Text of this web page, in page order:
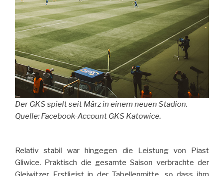
Der GKS spielt seit März in einem neuen Stadion.
Quelle: Facebook-Account GKS Katowice.
Relativ stabil war hingegen die Leistung von Piast
Gliwice. Praktisch die gesamte Saison verbrachte der